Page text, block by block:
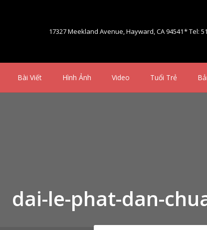
17327 Meekland Avenue, Hayward, CA 94541* Tel:
Bài Viết Hình Ảnh Video Tuổi Trẻ
dai-le-phat-dan-